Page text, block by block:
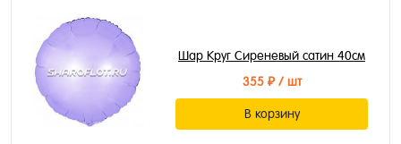
Шар Круг Сиреневый сатин 40см
355 ₽/ шт
В корзину